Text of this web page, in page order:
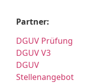
Partner:
DGUV Prüfung
DGUV V3
DGUV
Stellenangebot